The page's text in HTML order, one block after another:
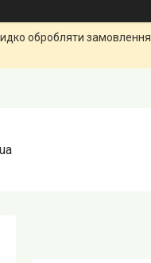
обробляти замовлення